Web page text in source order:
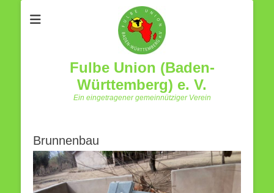
Fulbe Union (Baden-
Württemberg) e. V.
Ein eingetragener gemeinnütziger Verein
Brunnenbau